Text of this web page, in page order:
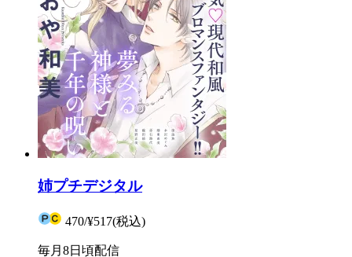
姉プチデジタル
470/¥517(税込)
毎月8日頃配信